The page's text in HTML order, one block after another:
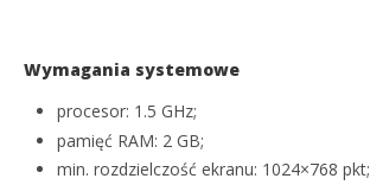
Wymagania systemowe
procesor: 1.5 GHz;
pamięć RAM: 2 GB;
min. rozdzielczość ekranu: 1024×768 pkt;